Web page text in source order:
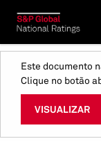
Este documento
Clique no botão
VISUALIZAR